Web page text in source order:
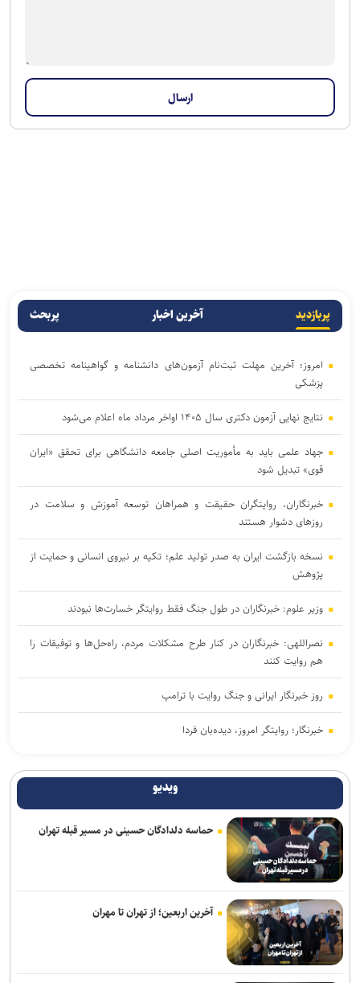
پربازدید آخرین اخبار پربحث
امروز؛ آخرین مهلت ثبت‌نام آزمون‌های دانشنامه و گواهینامه تخصصی
پزشکی
نتایج نهایی آزمون دکتری سال ۱۴۰۵ اواخر مرداد ماه اعلام می‌شود
جهاد علمی باید به مأموریت اصلی جامعه دانشگاهی برای تحقق «ایران
قوی» تبدیل شود
خبرنگاران، روایتگران حقیقت و همراهان توسعه آموزش و سلامت در
روزهای دشوار هستند
نسخه بازگشت ایران به صدر تولید علم؛ تکیه بر نیروی انسانی و حمایت از
پژوهش
وزیر علوم: خبرنگاران در طول جنگ فقط روایتگر خسارت‌ها نبودند
نصراللهی: خبرنگاران در کنار طرح مشکلات مردم، راه‌حل‌ها و توفیقات را
هم روایت کنند
روز خبرنگار ایرانی و جنگ روایت با ترامپ
خبرنگار؛ روایتگر امروز، دیده‌بان فردا
خبرنگاری رسالتی اخلاقی در مسیر کشف حقیقت و ارتقای سرمایه اجتماعی
است
از هوش مصنوعی تا تغذیه رایگان؛ بسته تحولی جدید معاونت تربیتی و
مهارتی دانشگاه آزاد
اعلام جدیدترین طرح‌های پژوهشی دوران جنگ در حوزه پزشکی/ فراخوان
جذب طرح‌های تحقیقاتی آغاز شد
بازنگری کامل رشته‌های عمران، صنایع و برق در دانشگاه علم و صنعت/
رشته‌های جدید جایگزین رشته‌های کم‌متقاضی می‌شوند
ویدیو
حماسه دلدادگان حسینی در مسیر قبله تهران
آخرین اربعین؛ از تهران تا مهران